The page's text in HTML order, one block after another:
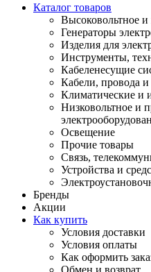
Каталог товаров
Высоковольтное
Генераторы
Изделия для
Инструменты,
Кабеленесущие
Кабели, провода и
Климатические и
Низковольтное и
Освещение
Прочие товары
Связь,
Устройства и
Бренды
Акции
Как купить
Условия доставки
Условия оплаты
Как оформить
Обмен и возврат